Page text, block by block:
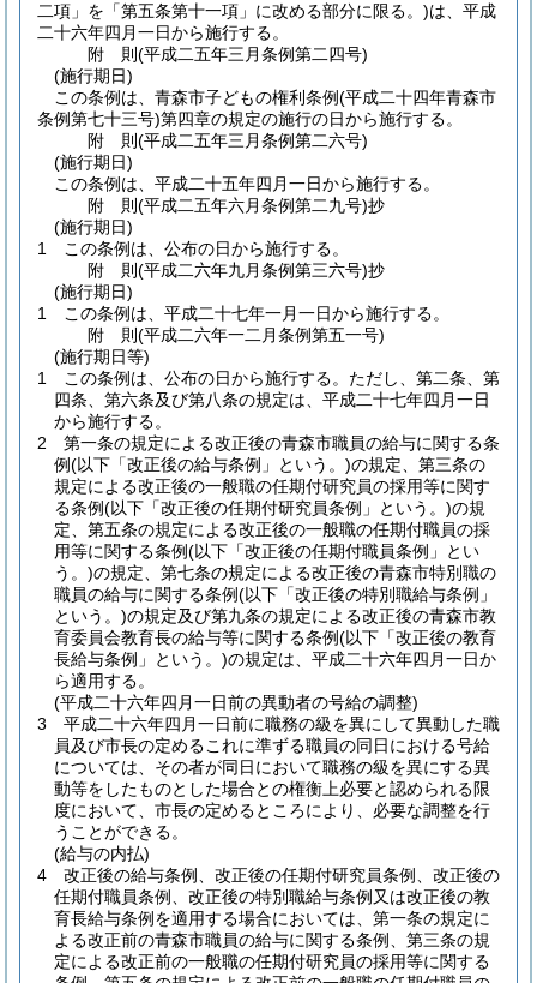
二項」を「第五条第十一項」に改める部分に限る。)は、平成
二十六年四月一日から施行する。
附 則(平成二五年三月条例第二四号)
(施行期日)
この条例は、青森市子どもの権利条例(平成二十四年青森市
条例第七十三号)第四章の規定の施行の日から施行する。
附 則(平成二五年三月条例第二六号)
(施行期日)
この条例は、平成二十五年四月一日から施行する。
附 則(平成二五年六月条例第二九号)抄
(施行期日)
1
この条例は、公布の日から施行する。
附 則(平成二六年九月条例第三六号)抄
(施行期日)
1
この条例は、平成二十七年一月一日から施行する。
附 則(平成二六年一二月条例第五一号)
(施行期日等)
1
この条例は、公布の日から施行する。 ただし、第二条、第
四条、第六条及び第八条の規定は、平成二十七年四月一日
から施行する。
2
第一条の規定による改正後の青森市職員の給与に関する条
例(以下「改正後の給与条例」という。)の規定、第三条の
規定による改正後の一般職の任期付研究員の採用等に関す
る条例(以下「改正後の任期付研究員条例」という。)の規
定、第五条の規定による改正後の一般職の任期付職員の採
用等に関する条例(以下「改正後の任期付職員条例」とい
う。)の規定、第七条の規定による改正後の青森市特別職の
職員の給与に関する条例(以下「改正後の特別職給与条例」
という。)の規定及び第九条の規定による改正後の青森市教
育委員会教育長の給与等に関する条例(以下「改正後の教育
長給与条例」という。)の規定は、平成二十六年四月一日か
ら適用する。
(平成二十六年四月一日前の異動者の号給の調整)
3
平成二十六年四月一日前に職務の級を異にして異動した職
員及び市長の定めるこれに準ずる職員の同日における号給
については、その者が同日において職務の級を異にする異
動等をしたものとした場合との権衡上必要と認められる限
度において、市長の定めるところにより、必要な調整を行
うことができる。
(給与の内払)
4
改正後の給与条例、改正後の任期付研究員条例、改正後の
任期付職員条例、改正後の特別職給与条例又は改正後の教
育長給与条例を適用する場合においては、第一条の規定に
よる改正前の青森市職員の給与に関する条例、第三条の規
定による改正前の一般職の任期付研究員の採用等に関する